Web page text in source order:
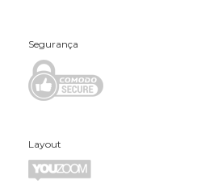
Segurança
Layout